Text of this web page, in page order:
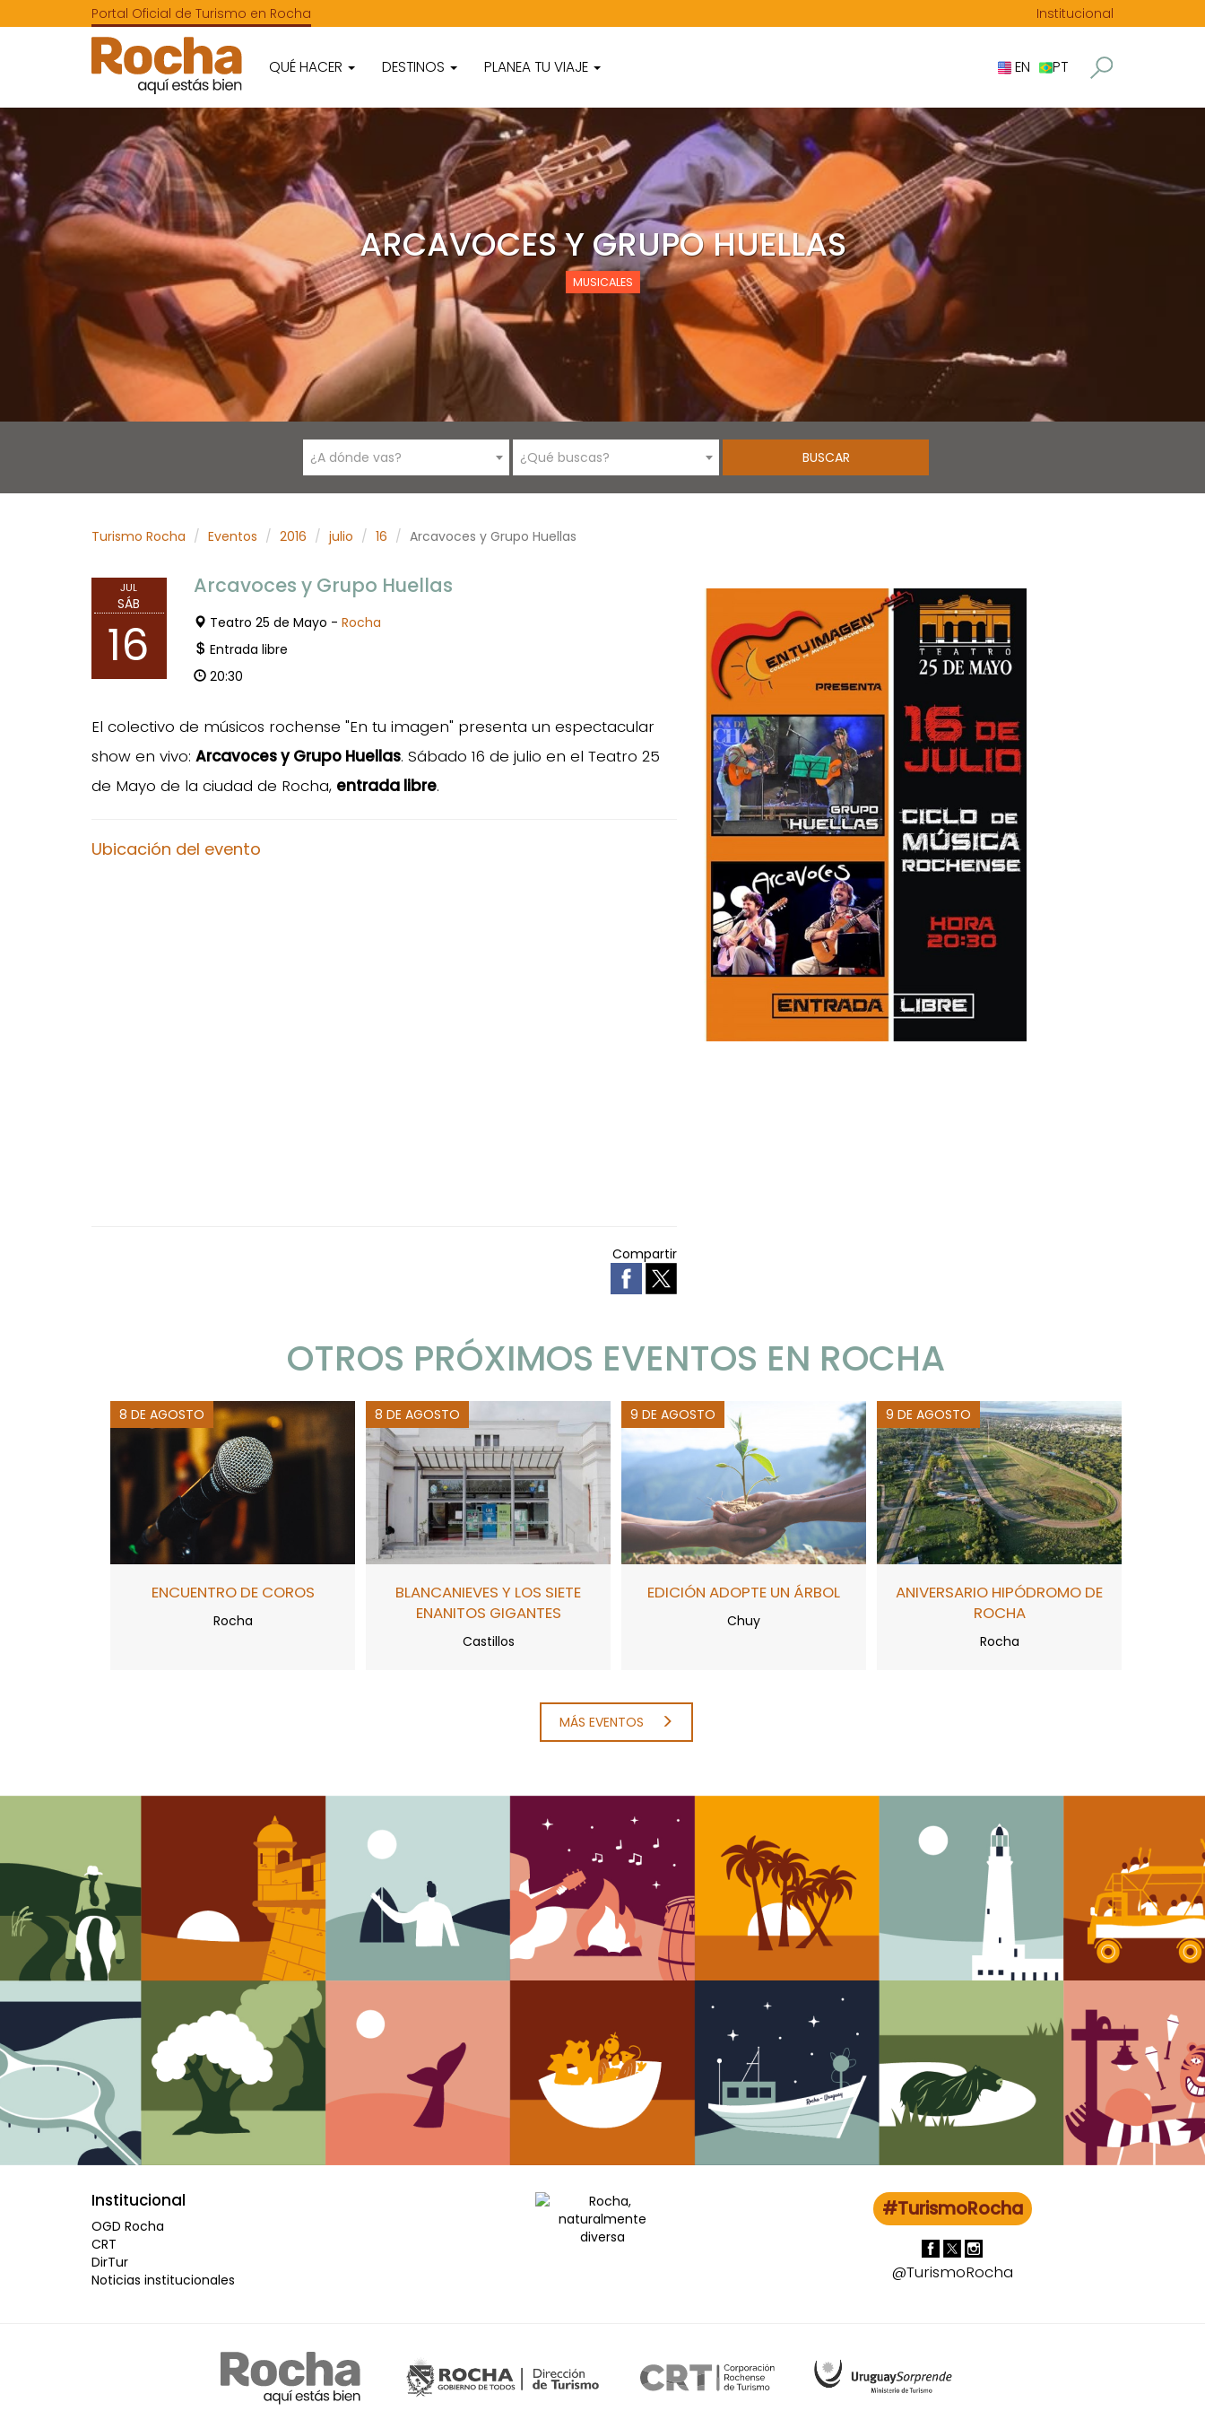
Portal Oficial de Turismo en Rocha Institucional
QUÉ HACER DESTINOS PLANEA TU VIAJE EN PT
ARCAVOCES Y GRUPO HUELLAS
MUSICALES
¿A dónde vas? ¿Qué buscas?
Turismo Rocha Eventos 2016 julio 16 Arcavoces y Grupo Huellas
JUL
SÁB
16
Arcavoces y Grupo Huellas
Teatro 25 de Mayo - Rocha
Entrada libre
20:30
El colectivo de músicos rochense "En tu imagen" presenta un espectacular
show en vivo: Arcavoces y Grupo Huellas. Sábado 16 de julio en el Teatro 25
de Mayo de la ciudad de Rocha, entrada libre.
Ubicación del evento
Compartir
OTROS PRÓXIMOS EVENTOS EN ROCHA
8 DE AGOSTO
ENCUENTRO DE COROS
Rocha
8 DE AGOSTO
BLANCANIEVES Y LOS SIETE
ENANITOS GIGANTES
Castillos
9 DE AGOSTO
EDICIÓN ADOPTE UN ÁRBOL
Chuy
9 DE AGOSTO
ANIVERSARIO HIPÓDROMO DE
ROCHA
Rocha
MÁS EVENTOS
Institucional
OGD Rocha
CRT
DirTur
Noticias institucionales
#TurismoRocha
@TurismoRocha